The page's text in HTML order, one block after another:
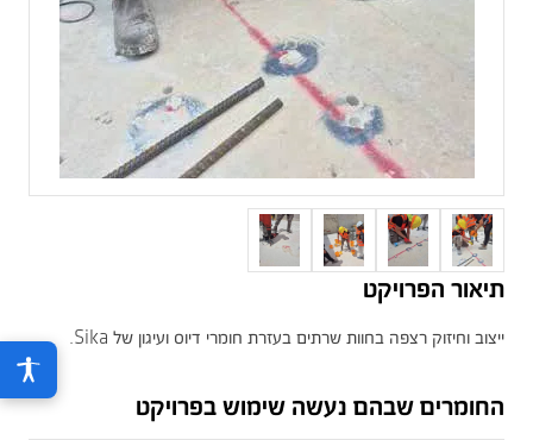
תיאור הפרויקט
ייצוב וחיזוק רצפה בחוות שרתים בעזרת חומרי דיוס ועיגון של Sika.
החומרים שבהם נעשה שימוש בפרויקט